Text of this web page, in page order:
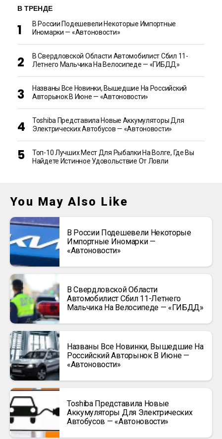
В ТРЕНДЕ
В России Подешевели Некоторые Импортные
Иномарки — «Автоновости»
В Свердловской Области Автомобилист Сбил 11-
Летнего Мальчика На Велосипеде — «ГИБДД»
Названы Все Новинки, Вышедшие На Российский
Авторынок В Июне — «Автоновости»
Toshiba Представила Новые Аккумуляторы Для
Электрических Автобусов — «Автоновости»
Топ-10 Лучших Мест Для Рыбалки На Волге, Где Вы
Найдете Истинное Удовольствие От Ловли
You May Also Like
В России Подешевели Некоторые
Импортные Иномарки —
«Автоновости»
В Свердловской Области
Автомобилист Сбил 11-Летнего
Мальчика На Велосипеде — «ГИБДД»
Названы Все Новинки, Вышедшие На
Российский Авторынок В Июне —
«Автоновости»
Toshiba Представила Новые
Аккумуляторы Для Электрических
Автобусов — «Автоновости»